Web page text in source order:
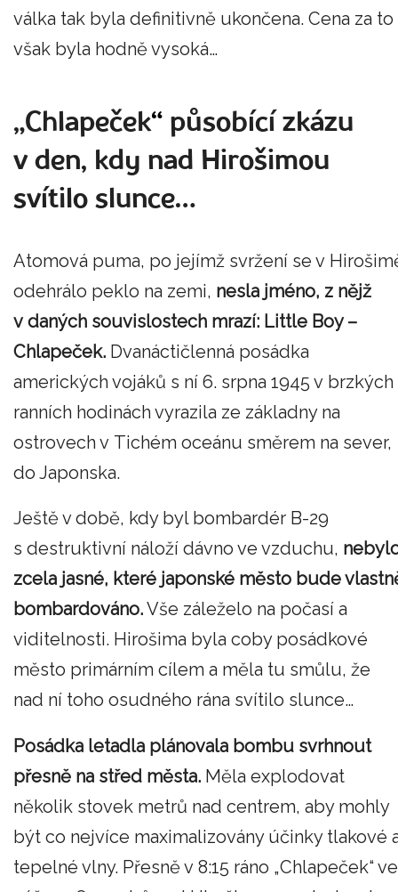
válka tak byla definitivně ukončena. Cena za to
však byla hodně vysoká…
„Chlapeček“ působící zkázu
v den, kdy nad Hirošimou
svítilo slunce…
Atomová puma, po jejímž svržení se v
odehrálo peklo na zemi, nesla jméno, z nějž
v daných souvislostech mrazí: Little Boy –
Chlapeček. Dvanáctičlenná posádka
amerických vojáků s ní 6. srpna 1945 v brzkých
ranních hodinách vyrazila ze základny na
ostrovech v Tichém oceánu směrem na sever,
do Japonska.
Ještě v době, kdy byl bombardér B-29
s destruktivní náloží dávno ve vzduchu,
zcela jasné, které japonské město bude
bombardováno.Vše záleželo na počasí a
viditelnosti. Hirošima byla coby posádkové
město primárním cílem a měla tu smůlu, že
nad ní toho osudného rána svítilo slunce…
Posádka letadla plánovala bombu svrhnout
přesně na střed města. Měla explodovat
několik stovek metrů nad centrem, aby mohly
být co nejvíce maximalizovány účinky tlakové
tepelné vlny. Přesně v 8:15 ráno „Chlapeček“ ve